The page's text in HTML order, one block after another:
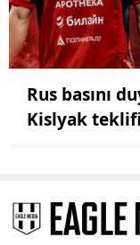
Rus basını
Kislyak